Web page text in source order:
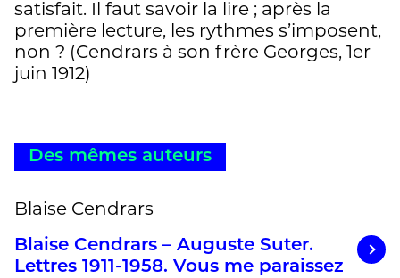
satisfait. Il faut savoir la lire ; après la
première lecture, les rythmes s’imposent,
non ? (Cendrars à son frère Georges, 1er
juin 1912)
Des mêmes auteurs
Blaise Cendrars
Blaise Cendrars – Auguste Suter.
Lettres 1911-1958. Vous me paraissez